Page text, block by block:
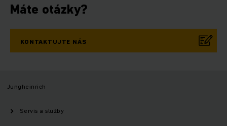
Máte otázky?
KONTAKTUJTE NÁS
Jungheinrich
Servis a služby